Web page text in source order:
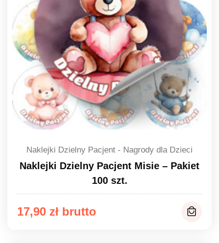
Naklejki Dzielny Pacjent - Nagrody dla Dzieci
Naklejki Dzielny Pacjent Misie – Pakiet
100 szt.
17,90 zł